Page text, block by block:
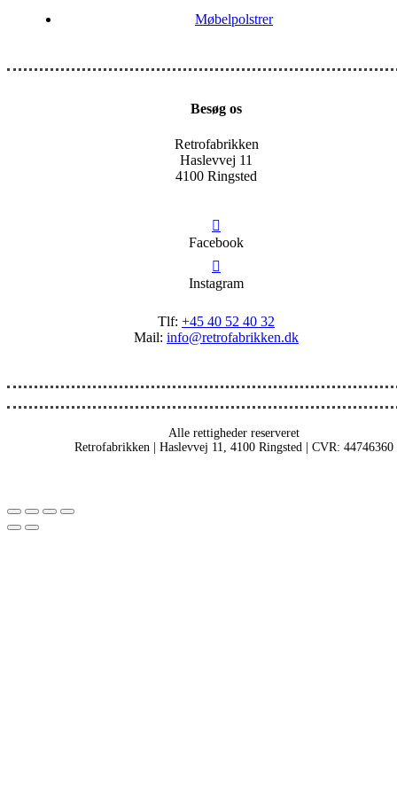
Møbelpolstrer
Besøg os
Retrofabrikken
Haslevvej 11
4100 Ringsted
Facebook
Instagram
Tlf: +45 40 52 40 32
Mail: info@retrofabrikken.dk
Alle rettigheder reserveret
Retrofabrikken | Haslevvej 11, 4100 Ringsted | CVR: 44746360